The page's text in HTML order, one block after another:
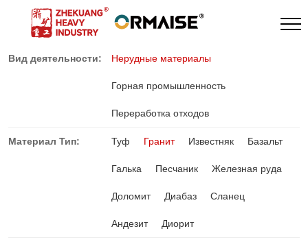
Вид деятельности: Нерудные материалы
Горная промышленность
Переработка отходов
Материал Тип: Туф Гранит Известняк Базальт
Галька Песчаник Железная руда
Доломит Диабаз Сланец
Андезит Диорит